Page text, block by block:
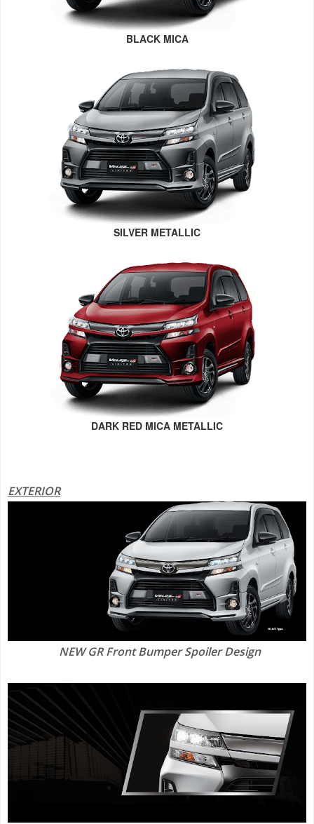
BLACK MICA
SILVER METALLIC
DARK RED MICA METALLIC
EXTERIOR
NEW GR Front Bumper Spoiler Design